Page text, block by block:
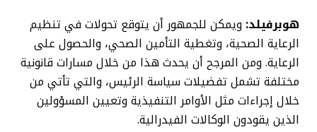
هوبرفيلد: ويمكن للجمهور أن يتوقع تحولات في تنظيم
الرعاية الصحية، وتغطية التأمين الصحي، والحصول على
الرعاية. ومن المرجح أن يحدث هذا من خلال مسارات قانونية
مختلفة تشمل تفضيلات سياسة الرئيس، والتي تأتي من
خلال إجراءات مثل الأوامر التنفيذية وتعيين المسؤولين
الذين يقودون الوكالات الفيدرالية.